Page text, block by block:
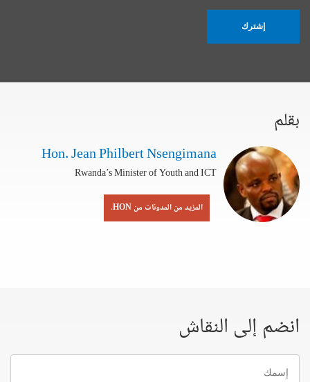
إشترك
بقلم
Hon. Jean Philbert Nsengimana
Rwanda’s Minister of Youth and ICT
المزيد من المدونات من HON.
انضم إلى النقاش
إسمك